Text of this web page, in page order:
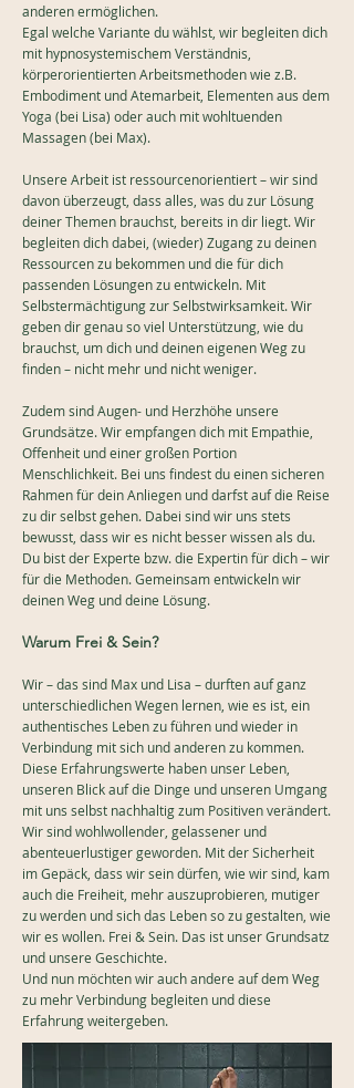
anderen ermöglichen.
Egal welche Variante du wählst, wir begleiten dich
mit hypnosystemischem Verständnis,
körperorientierten Arbeitsmethoden wie z.B.
Embodiment und Atemarbeit, Elementen aus dem
Yoga (bei Lisa) oder auch mit wohltuenden
Massagen (bei Max).
Unsere Arbeit ist ressourcenorientiert – wir sind
davon überzeugt, dass alles, was du zur Lösung
deiner Themen brauchst, bereits in dir liegt. Wir
begleiten dich dabei, (wieder) Zugang zu deinen
Ressourcen zu bekommen und die für dich
passenden Lösungen zu entwickeln. Mit
Selbstermächtigung zur Selbstwirksamkeit. Wir
geben dir genau so viel Unterstützung, wie du
brauchst, um dich und deinen eigenen Weg zu
finden – nicht mehr und nicht weniger.
Zudem sind Augen- und Herzhöhe unsere
Grundsätze. Wir empfangen dich mit Empathie,
Offenheit und einer großen Portion
Menschlichkeit. Bei uns findest du einen sicheren
Rahmen für dein Anliegen und darfst auf die Reise
zu dir selbst gehen. Dabei sind wir uns stets
bewusst, dass wir es nicht besser wissen als du.
Du bist der Experte bzw. die Expertin für dich – wir
für die Methoden. Gemeinsam entwickeln wir
deinen Weg und deine Lösung.
Warum Frei &Sein?
Wir – das sind Max und Lisa – durften auf ganz
unterschiedlichen Wegen lernen, wie es ist, ein
authentisches Leben zu führen und wieder in
Verbindung mit sich und anderen zu kommen.
Diese Erfahrungswerte haben unser Leben,
unseren Blick auf die Dinge und unseren Umgang
mit uns selbst nachhaltig zum Positiven verändert.
Wir sind wohlwollender, gelassener und
abenteuerlustiger geworden. Mit der Sicherheit
im Gepäck, dass wir sein dürfen, wie wir sind, kam
auch die Freiheit, mehr auszuprobieren, mutiger
zu werden und sich das Leben so zu gestalten, wie
wir es wollen. Frei & Sein. Das ist unser Grundsatz
und unsere Geschichte.
Und nun möchten wir auch andere auf dem Weg
zu mehr Verbindung begleiten und diese
Erfahrung weitergeben.